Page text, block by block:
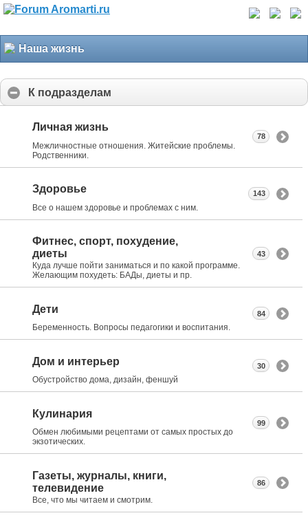
Наша жизнь
К подразделам
Личная жизнь
Межличностные отношения. Житейские проблемы.
Родственники.
78
Здоровье
Все о нашем здоровье и проблемах с ним.
143
Фитнес, спорт, похудение,
диеты
Куда лучше пойти заниматься и по какой программе.
Желающим похудеть: БАДы, диеты и пр.
43
Дети
Беременность. Вопросы педагогики и воспитания.
84
Дом и интерьер
Обустройство дома, дизайн, феншуй
30
Кулинария
Обмен любимыми рецептами от самых простых до
экзотических.
99
Газеты, журналы, книги,
телевидение
Все, что мы читаем и смотрим.
86